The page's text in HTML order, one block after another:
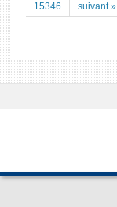
15346
suivant »